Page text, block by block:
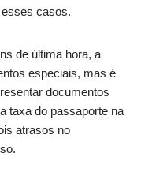
casos.
de última hora, a
especiais, mas é
documentos
taxa do passaporte na
atrasos no